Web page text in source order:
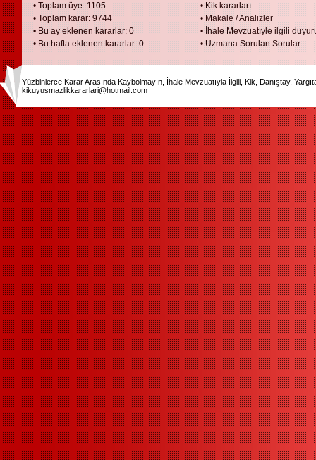
• Toplam üye: 1105
• Toplam karar: 9744
• Bu ay eklenen kararlar: 0
• Bu hafta eklenen kararlar: 0
•Kik kararları
•Makale / Analizler
•İhale Mevzuatıyle ilgili
•Uzmana Sorulan Sorular
Yüzbinlerce Karar Arasında Kaybolmayın, İhale Mevzuatıyla İlgili, Kik, Danıştay,
kikuyusmazlikkararlari@hotmail.com